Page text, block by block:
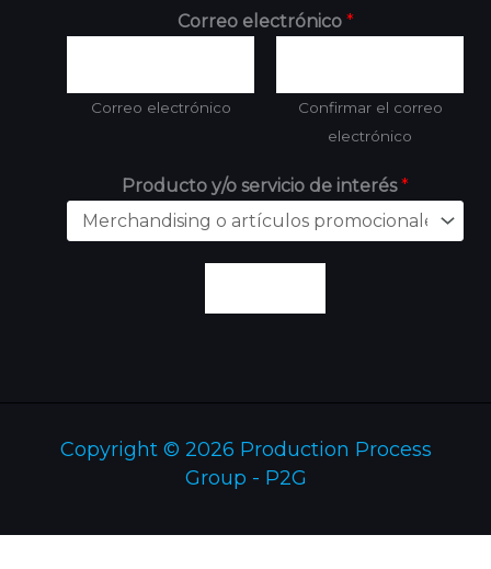
Correo electrónico *
Correo electrónico
Confirmar el correo
electrónico
Producto y/o servicio de interés*
Copyright © 2026 Production Process
Group - P2G